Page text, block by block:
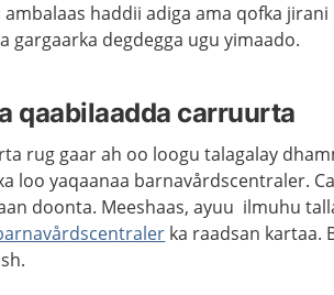
ambalaas haddii adiga ama qofka
gargaarka degdegga ugu yimaado.
qaabilaadda carruurta
rug gaar ah oo loogu talagalay
loo yaqaanaa barnavårdscentraler.
doonta. Meeshaas, ayuu ilmuhu
ka raadsan kartaa.